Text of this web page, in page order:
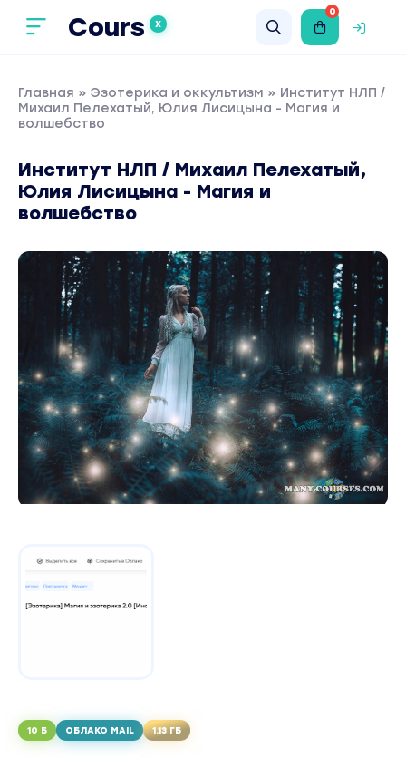
Cours X
0
Главная » Эзотерика и оккультизм » Институт НЛП /
Михаил Пелехатый, Юлия Лисицына - Магия и
волшебство
Институт НЛП / Михаил Пелехатый,
Юлия Лисицына - Магия и
волшебство
10 Б ОБЛАКО MAIL 1.13 ГБ